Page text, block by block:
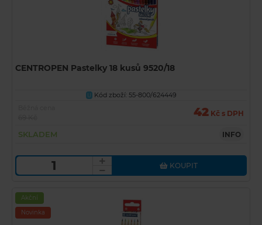
CENTROPEN Pastelky 18 kusů 9520/18
U Kód zboží: 55-800/624449
42 Kč s DPH
SKLADEM INFO
KOUPIT
Akční
Novinka